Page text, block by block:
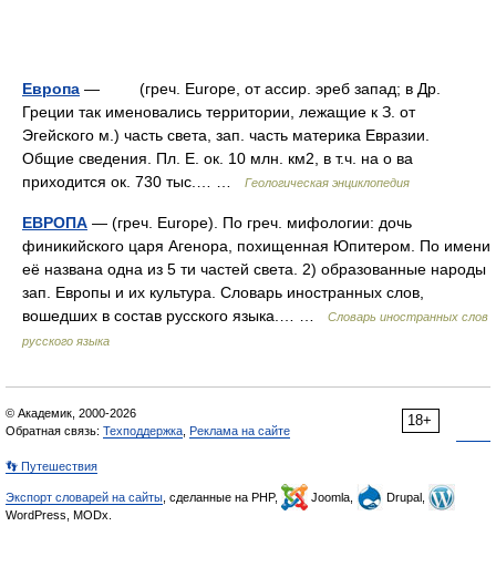
Европа — (греч. Europe, от ассир. эреб запад; в Др.
Греции так именовались территории, лежащие к З. от
Эгейского м.) часть света, зап. часть материка Евразии.
Общие сведения. Пл. Е. ок. 10 млн. км2, в т.ч. на о ва
приходится ок. 730 тыс.… …
Геологическая энциклопедия
ЕВРОПА — (греч. Europe). По греч. мифологии: дочь
финикийского царя Агенора, похищенная Юпитером. По имени
её названа одна из 5 ти частей света. 2) образованные народы
зап. Европы и их культура. Словарь иностранных слов,
вошедших в состав русского языка.… …
Словарь иностранных слов
русского языка
18+
© Академик, 2000-2026
Обратная связь: Техподдержка Реклама на сайте
👣 Путешествия
Экспорт словарей на сайты , сделанные на PHP, Joomla,
Drupal,
WordPress, MODx.